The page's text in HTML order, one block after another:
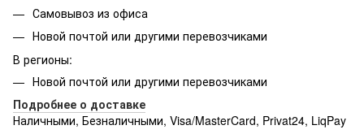
Самовывоз из офиса
Новой почтой или другими перевозчиками
В регионы:
Новой почтой или другими перевозчиками
Подробнее о доставке
Наличными, Безналичными, Visa/MasterCard, Privat24, LiqPay